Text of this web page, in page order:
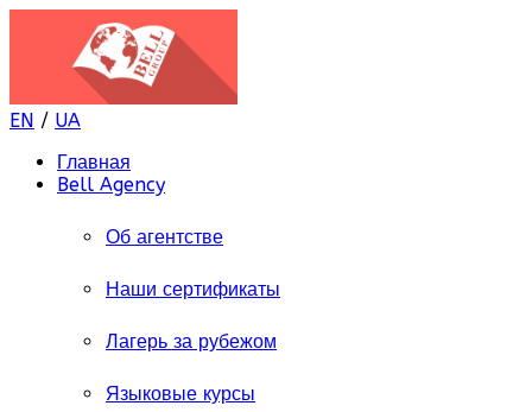
EN / UA
Главная
Bell Agency
Об агентстве
Наши сертификаты
Лагерь за рубежом
Языковые курсы